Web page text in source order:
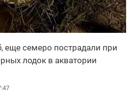
еще семеро пострадали при
лодок в акватории